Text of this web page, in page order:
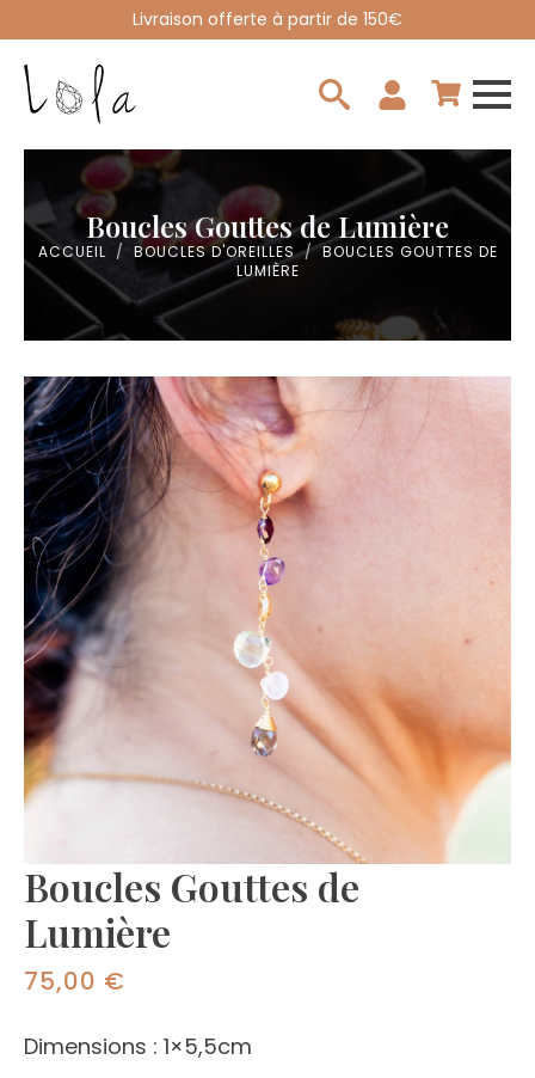
Livraison offerte à partir de 150€
Boucles Gouttes de Lumière
ACCUEIL BOUCLES D'OREILLES
BOUCLES GOUTTES DE
LUMIÈRE
Boucles Gouttes de
Lumière
75,00 €
Dimensions : 1×5,5cm